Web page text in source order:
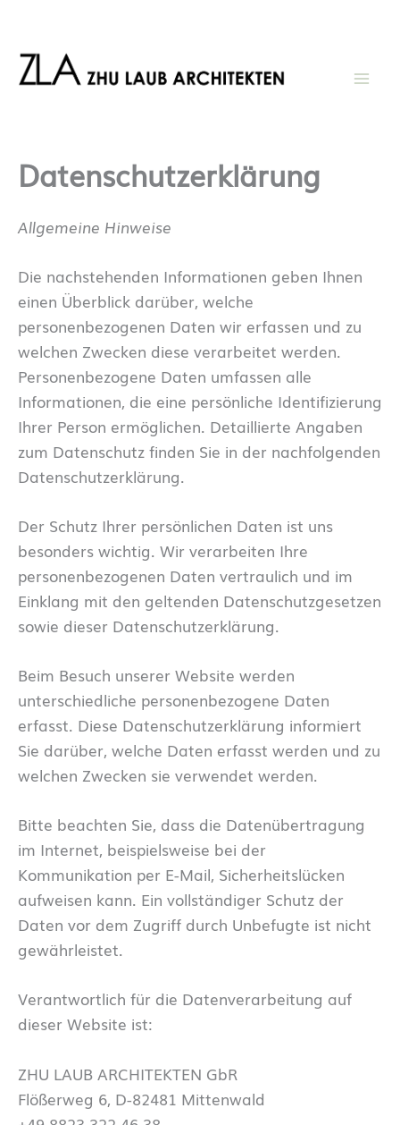
springen
Datenschutzerklärung
Allgemeine Hinweise
Die nachstehenden Informationen geben Ihnen
einen Überblick darüber, welche
personenbezogenen Daten wir erfassen und zu
welchen Zwecken diese verarbeitet werden.
Personenbezogene Daten umfassen alle
Informationen, die eine persönliche Identifizierung
Ihrer Person ermöglichen. Detaillierte Angaben
zum Datenschutz finden Sie in der nachfolgenden
Datenschutzerklärung.
Der Schutz Ihrer persönlichen Daten ist uns
besonders wichtig. Wir verarbeiten Ihre
personenbezogenen Daten vertraulich und im
Einklang mit den geltenden Datenschutzgesetzen
sowie dieser Datenschutzerklärung.
Beim Besuch unserer Website werden
unterschiedliche personenbezogene Daten
erfasst. Diese Datenschutzerklärung informiert
Sie darüber, welche Daten erfasst werden und zu
welchen Zwecken sie verwendet werden.
Bitte beachten Sie, dass die Datenübertragung
im Internet, beispielsweise bei der
Kommunikation per E-Mail, Sicherheitslücken
aufweisen kann. Ein vollständiger Schutz der
Daten vor dem Zugriff durch Unbefugte ist nicht
gewährleistet.
Verantwortlich für die Datenverarbeitung auf
dieser Website ist:
ZHU LAUB ARCHITEKTEN GbR
Flößerweg 6, D-82481 Mittenwald